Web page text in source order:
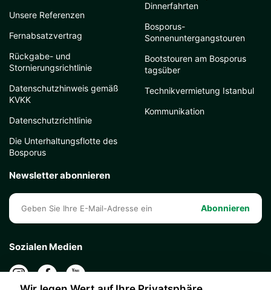
Unsere Referenzen
Fernabsatzvertrag
Rückgabe- und
Stornierungsrichtlinie
Datenschutzhinweis gemäß
KVKK
Datenschutzrichtlinie
Die Unterhaltungsflotte des
Bosporus
Dinnerfahrten
Bosporus-
Sonnenuntergangstouren
Bootstouren am Bosporus
tagsüber
Technikvermietung Istanbul
Kommunikation
Newsletter abonnieren
Abonnieren
Sozialen Medien